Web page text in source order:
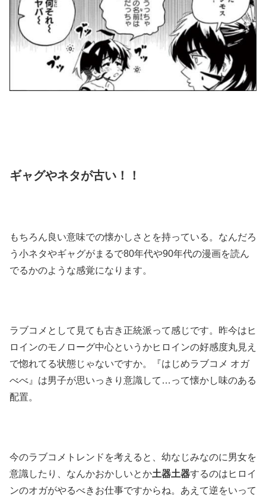
ギャグやネタが古い！！
もちろん良い意味での懐かしさとを持っている。なんだろ
う小ネタやギャグがまるで80年代や90年代の漫画を読ん
でるかのような感覚になります。
ラブコメとして見ても古き正統派って感じです。昨今はヒ
ロインのモノローグ中心というかヒロインの好感度丸見え
で惚れてる状態じゃないですか。『はじめラブコメ オガ
べべ』は男子が思いっきり意識して…って懐かし味のある
配置。
今のラブコメトレンドを考えると、幼なじみなのに男女を
意識したり、なんかおかしいとか土器土器するのはヒロイ
ンのオガがやるべきお仕事ですからね。あえて逆をいって